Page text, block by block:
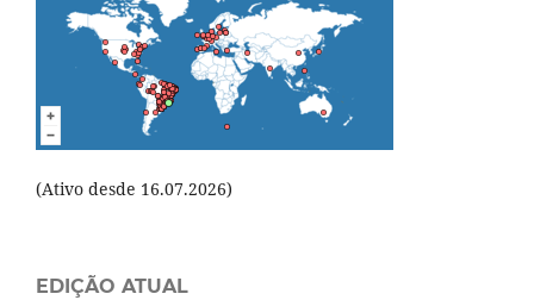
(Ativo desde 16.07.2026)
EDIÇÃO ATUAL